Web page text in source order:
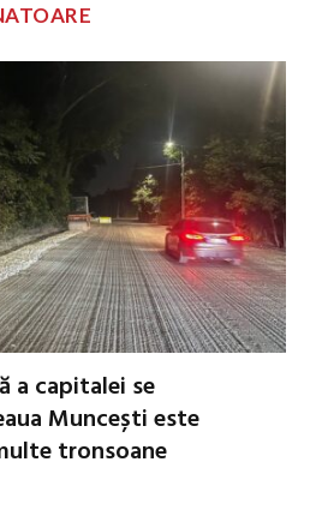
a capitalei se
Muncești este
tronsoane